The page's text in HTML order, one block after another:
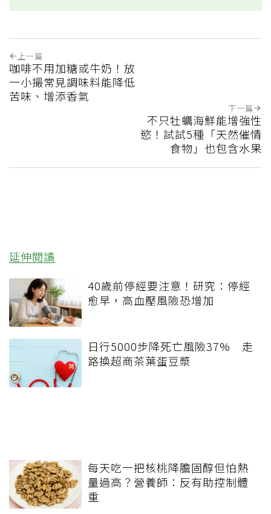
上一篇
咖啡不用加糖或牛奶！放
一小撮常見調味料能降低
苦味、增添香氣
下一篇
不只牡蠣海鮮能增強性
慾！試試5種「天然催情
食物」也包含水果
延伸閱讀
40歲前停經要注意！研究：停經
愈早，高血壓風險恐增加
日行5000步降死亡風險37% 走
路換超商茶葉蛋豆漿
每天吃一把核桃降膽固醇但怕熱
量過高？營養師：反有助控制體
重